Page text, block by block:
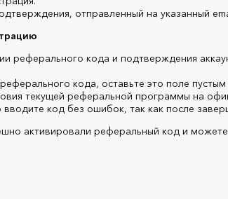
отправленный на указанный
реферального кода и подтверждения
кода, оставьте это поле
текущей реферальной программы на
вводите код без ошибок, так как после
активировали реферальный код и